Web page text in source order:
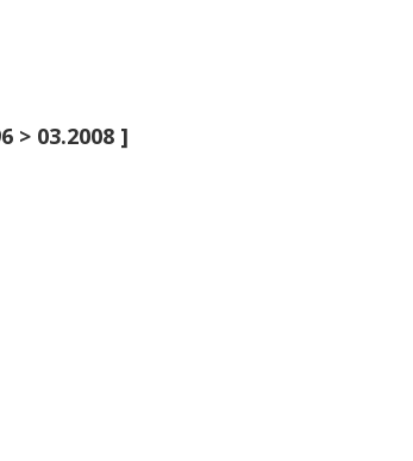
> 03.2008 ]